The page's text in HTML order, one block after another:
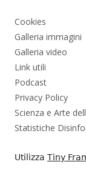
Cookies
Galleria immagini
Galleria video
Link utili
Podcast
Privacy Policy
Scienza e Arte
Statistiche
Utilizza Tiny